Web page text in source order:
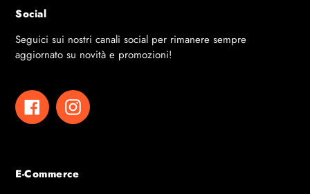
Social
Seguici sui nostri canali social per rimanere sempre
aggiornato su novità e promozioni!
FacebookInstagram
E-Commerce